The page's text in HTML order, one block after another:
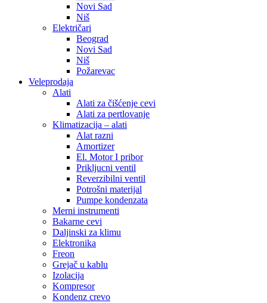
Novi Sad
Niš
Električari
Beograd
Novi Sad
Niš
Požarevac
Veleprodaja
Alati
Alati za čišćenje cevi
Alati za pertlovanje
Klimatizacija – alati
Alat razni
Amortizer
El. Motor I pribor
Prikljucni ventil
Reverzibilni ventil
Potrošni materijal
Pumpe kondenzata
Merni instrumenti
Bakarne cevi
Daljinski za klimu
Elektronika
Freon
Grejač u kablu
Izolacija
Kompresor
Kondenz crevo